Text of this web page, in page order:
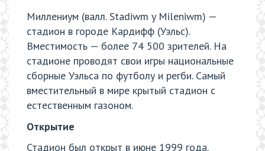
Миллениум (валл. Stadiwm y Mileniwm) —
стадион в городе Кардифф (Уэльс).
Вместимость — более 74 500 зрителей. На
стадионе проводят свои игры национальные
сборные Уэльса по футболу и регби. Самый
вместительный в мире крытый стадион с
естественным газоном.
Открытие
Стадион был открыт в июне 1999 года.